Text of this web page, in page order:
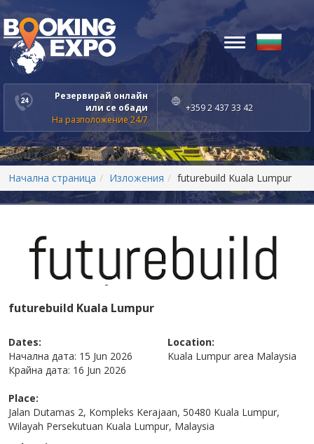
Резервирай онлайн
или се обади
На разположение 24/7
+359 2 437 33 42
Toggle
navigation
Начална страница Изложения futurebuild Kuala Lumpur
futurebuild Kuala Lumpur
Dates:
Начална дата: 15 Jun 2026
Крайна дата: 16 Jun 2026
Location:
Kuala Lumpur area Malaysia
Place:
Jalan Dutamas 2, Kompleks Kerajaan, 50480 Kuala Lumpur,
Wilayah Persekutuan Kuala Lumpur, Malaysia